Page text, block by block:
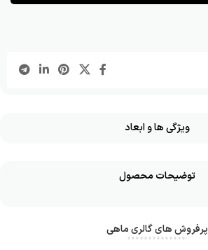
ویژگی ها و ابعاد
توضیحات محصول
پرفروش های گالری ماهی